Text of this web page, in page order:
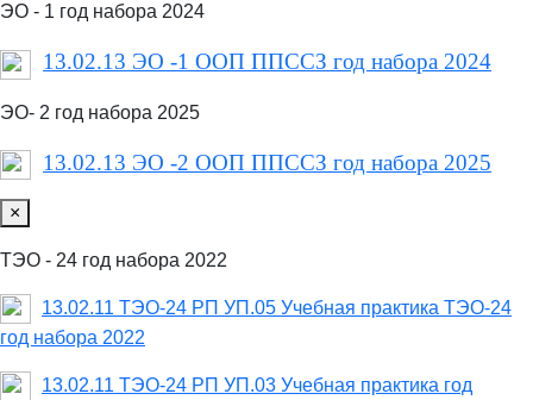
ЭО - 1 год набора 2024
13.02.13 ЭО -1 ООП ППССЗ год набора 2024
ЭО- 2 год набора 2025
13.02.13 ЭО -2 ООП ППССЗ год набора 2025
×
ТЭО - 24 год набора 2022
13.02.11 ТЭО-24 РП УП.05 Учебная практика ТЭО-24
год набора 2022
13.02.11 ТЭО-24 РП УП.03 Учебная практика год